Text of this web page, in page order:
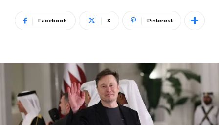
Facebook X Pinterest